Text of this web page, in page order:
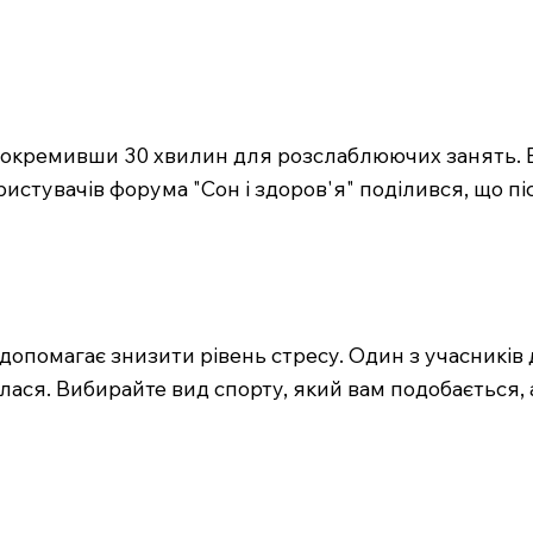
30 хвилин для розслаблюючих занять.
форума "Сон і здоров'я" поділився, що
знизити рівень стресу. Один з
Вибирайте вид спорту, який вам